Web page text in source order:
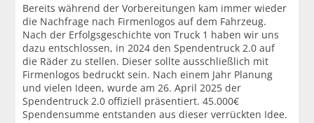
Bereits während der Vorbereitungen kam immer wieder
die Nachfrage nach Firmenlogos auf dem Fahrzeug.
Nach der Erfolgsgeschichte von Truck 1 haben wir uns
dazu entschlossen, in 2024 den Spendentruck 2.0 auf
die Räder zu stellen. Dieser sollte ausschließlich mit
Firmenlogos bedruckt sein. Nach einem Jahr Planung
und vielen Ideen, wurde am 26. April 2025 der
Spendentruck 2.0 offiziell präsentiert. 45.000€
Spendensumme entstanden aus dieser verrückten Idee.